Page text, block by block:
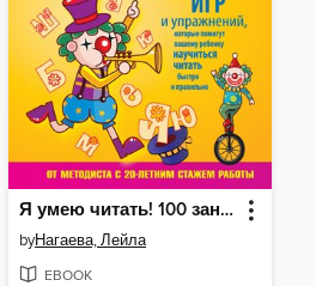
Я умею читать! 100 занимательных игр и упражнений, которые помогут вашему ребенку научиться читать быстро и правильно
byНагаева, Лейла
EBOOK